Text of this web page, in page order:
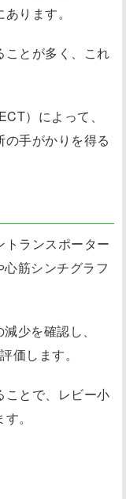
ります。
ことが多く、これ
）によって、
手がかりを得る
トランスポーター
筋シンチグラフ
少を確認し、
価します。
ことで、レビー小
。